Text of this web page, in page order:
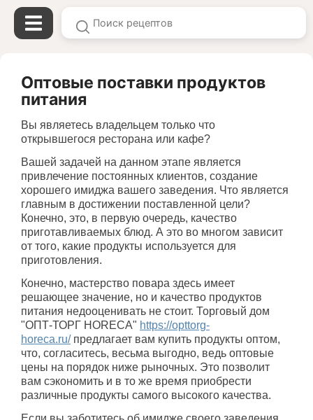
Оптовые поставки продуктов
питания
Вы являетесь владельцем только что
открывшегося ресторана или кафе?
Вашей задачей на данном этапе является
привлечение постоянных клиентов, создание
хорошего имиджа вашего заведения. Что является
главным в достижении поставленной цели?
Конечно, это, в первую очередь, качество
приготавливаемых блюд. А это во многом зависит
от того, какие продукты используется для
приготовления.
Конечно, мастерство повара здесь имеет
решающее значение, но и качество продуктов
питания недооценивать не стоит. Торговый дом
"ОПТ-ТОРГ HORECA" https://opttorg-
horeca.ru/ предлагает вам купить продукты оптом,
что, согласитесь, весьма выгодно, ведь оптовые
цены на порядок ниже рыночных. Это позволит
вам сэкономить и в то же время приобрести
различные продукты самого высокого качества.